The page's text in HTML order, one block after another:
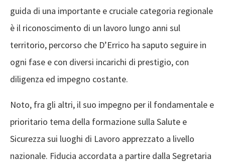
guida di una importante e cruciale categoria regionale
è il riconoscimento di un lavoro lungo anni sul
territorio, percorso che D’Errico ha saputo seguire in
ogni fase e con diversi incarichi di prestigio, con
diligenza ed impegno costante.
Noto, fra gli altri, il suo impegno per il fondamentale e
prioritario tema della formazione sulla Salute e
Sicurezza sui luoghi di Lavoro apprezzato a livello
nazionale. Fiducia accordata a partire dalla Segretaria